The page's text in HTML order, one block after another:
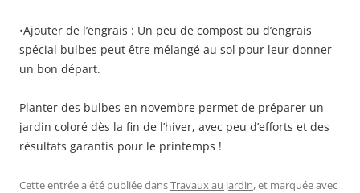
•Ajouter de l’engrais : Un peu de compost ou d’engrais
spécial bulbes peut être mélangé au sol pour leur donner
un bon départ.
Planter des bulbes en novembre permet de préparer un
jardin coloré dès la fin de l’hiver, avec peu d’efforts et des
résultats garantis pour le printemps !
Cette entrée a été publiée dansTravaux au jardin, et marquée avec